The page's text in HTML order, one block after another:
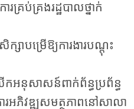
គ្រប់គ្រងរដ្ឋបាលថ្នាក់
បម្រើឱ្យការងារបណ្តុះ
កអនុសាសន៍ពាក់ព័ន្ធប្រព័ន្ធ
អភិវឌ្ឍសមត្ថភាពនៅសាលា